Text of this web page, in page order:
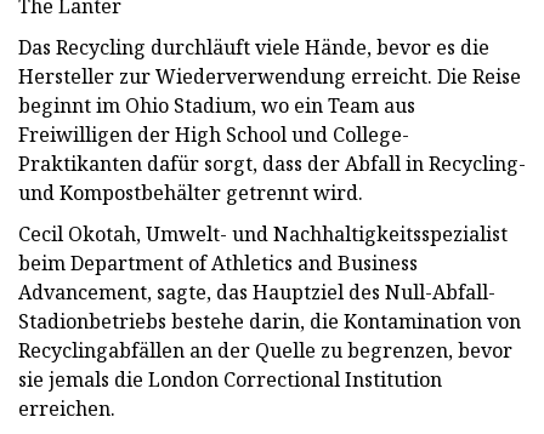
The Lanter
Das Recycling durchläuft viele Hände, bevor es die
Hersteller zur Wiederverwendung erreicht. Die Reise
beginnt im Ohio Stadium, wo ein Team aus
Freiwilligen der High School und College-
Praktikanten dafür sorgt, dass der Abfall in Recycling-
und Kompostbehälter getrennt wird.
Cecil Okotah, Umwelt- und Nachhaltigkeitsspezialist
beim Department of Athletics and Business
Advancement, sagte, das Hauptziel des Null-Abfall-
Stadionbetriebs bestehe darin, die Kontamination von
Recyclingabfällen an der Quelle zu begrenzen, bevor
sie jemals die London Correctional Institution
erreichen.